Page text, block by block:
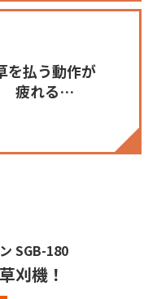
を払う動作が
疲れる…
SGB-180
刈機！